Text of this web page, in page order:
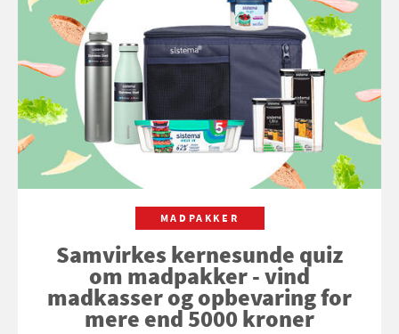
MADPAKKER
Samvirkes kernesunde quiz
om madpakker - vind
madkasser og opbevaring for
mere end 5000 kroner